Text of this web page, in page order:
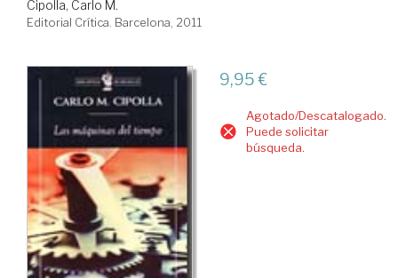
Cipolla, Carlo M.
Editorial Crítica. Barcelona, 2011
9,95 €
Agotado/Descatalogado.
Puede solicitar
búsqueda.